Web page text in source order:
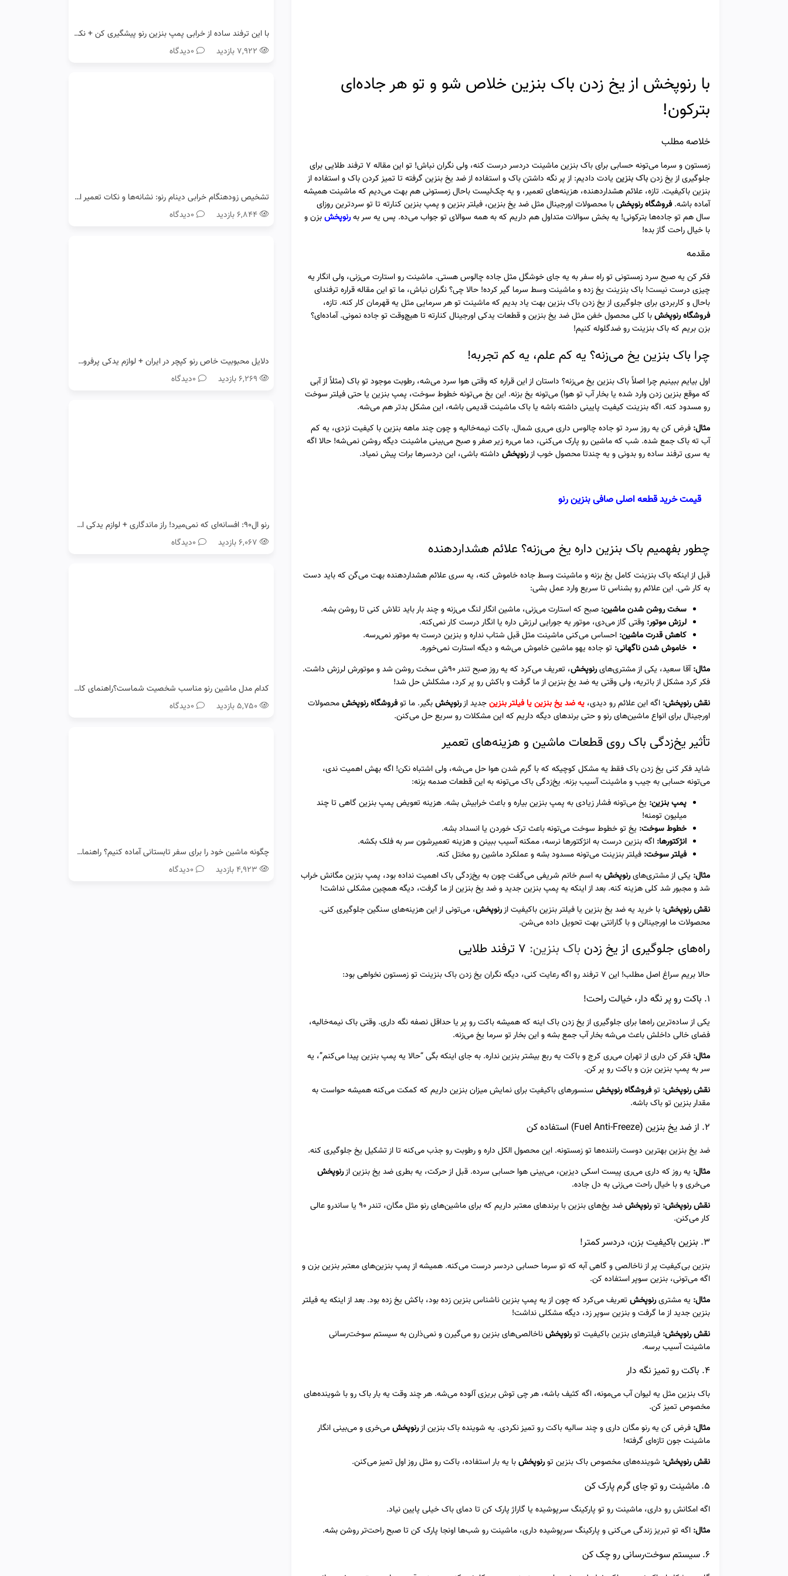
با رنوپخش از یخ زدن باک بنزین خلاص شو و تو هر جاده‌ای
بترکون!
خلاصه مطلب
زمستون و سرما می‌تونه حسابی برای باک بنزین ماشینت دردسر درست کنه، ولی نگران نباش! تو این مقاله 7 ترفند طلایی برای
جلوگیری از یخ زدنباک بنزین یادت دادیم: از پر نگه داشتن باک و استفاده از ضد یخ بنزین گرفته تا تمیز کردن باک و استفاده از
بنزین باکیفیت. تازه، علائم هشداردهنده، هزینه‌های تعمیر، و یه چک‌لیست باحال زمستونی هم بهت می‌دیم که ماشینت همیشه
آماده باشه.فروشگاه رنوپخشبا محصولات اورجینال مثل ضد یخ بنزین، فیلتر بنزین و پمپ بنزین کنارته تا تو سردترین روزای
سال هم تو جاده‌ها بترکونی! یه بخش سوالات متداول هم داریم که به همه سوالای تو جواب می‌ده. پس یه سر بهرنوپخشبزن و
با خیال راحت گاز بده!
مقدمه
فکر کن یه صبح سرد زمستونی تو راه سفر به یه جای خوشگل مثل جاده چالوس هستی. ماشینت رو استارت می‌زنی، ولی انگار یه
چیزی درست نیست! باک بنزینت یخ زده و ماشینت وسط سرما گیر کرده! حالا چی؟ نگران نباش، ما تو این مقاله قراره ترفندای
باحال و کاربردی برای جلوگیری از یخ زدن باک بنزین بهت یاد بدیم که ماشینت تو هر سرمایی مثل یه قهرمان کار کنه. تازه،
فروشگاه رنوپخشبا کلی محصول خفن مثل ضد یخ بنزین و قطعات یدکی اورجینال کنارته تا هیچ‌وقت تو جاده نمونی. آماده‌ای؟
بزن بریم که باک بنزینت رو ضدگلوله کنیم!
چرا باک بنزین یخ می‌زنه؟ یه کم علم، یه کم تجربه!
اول بیایم ببینیم چرا اصلاً باک بنزین یخ می‌زنه؟ داستان از این قراره که وقتی هوا سرد می‌شه، رطوبت موجود تو باک (مثلاً از آبی
که موقع بنزین زدن وارد شده یا بخار آب تو هوا) می‌تونه یخ بزنه. این یخ می‌تونه خطوط سوخت، پمپ بنزین یا حتی فیلتر سوخت
رو مسدود کنه. اگه بنزینت کیفیت پایینی داشته باشه یا باک ماشینت قدیمی باشه، این مشکل بدتر هم می‌شه.
مثال: فرض کن یه روز سرد تو جاده چالوس داری می‌ری شمال. باکت نیمه‌خالیه و چون چند ماهه بنزین با کیفیت نزدی، یه کم
آب ته باک جمع شده. شب که ماشین رو پارک می‌کنی، دما می‌ره زیر صفر و صبح می‌بینی ماشینت دیگه روشن نمی‌شه! حالا اگه
یه سری ترفند ساده رو بدونی و یه چندتا محصول خوب ازرنوپخش داشته باشی، این دردسرها برات پیش نمیاد.
قیمت خرید قطعه اصلی صافی بنزین رنو
چطور بفهمیم باک بنزین داره یخ می‌زنه؟ علائم هشداردهنده
قبل از اینکه باک بنزینت کامل یخ بزنه و ماشینت وسط جاده خاموش کنه، یه سری علائم هشداردهنده بهت می‌گن که باید دست
به کار شی. این علائم رو بشناس تا سریع وارد عمل بشی:
سخت روشن شدن ماشین: صبح که استارت می‌زنی، ماشین انگار لنگ می‌زنه و چند بار باید تلاش کنی تا روشن بشه.
لرزش موتور: وقتی گاز می‌دی، موتور یه جورایی لرزش داره یا انگار درست کار نمی‌کنه.
کاهش قدرت ماشین: احساس می‌کنی ماشینت مثل قبل شتاب نداره و بنزین درست به موتور نمی‌رسه.
خاموش شدن ناگهانی: تو جاده یهو ماشین خاموش می‌شه و دیگه استارت نمی‌خوره.
مثال:آقا سعید، یکی از مشتری‌هایرنوپخش
، تعریف می‌کرد که یه روز صبح تندر 90ش سخت روشن شد و موتورش لرزش داشت.
فکر کرد مشکل از باتریه، ولی وقتی یه ضد یخ بنزین از ما گرفت و باکش رو پر کرد، مشکلش حل شد!
نقش رنوپخش: اگه این علائم رو دیدی، یه ضد یخ بنزین یا فیلتر بنزینجدید ازرنوپخشبگیر. ما توفروشگاه رنوپخشمحصولات
اورجینال برای انواع ماشین‌های رنو و حتی برندهای دیگه داریم که این مشکلات رو سریع حل می‌کنن.
تأثیر یخ‌زدگی باک روی قطعات ماشین و هزینه‌های تعمیر
شاید فکر کنی یخ زدن باک فقط یه مشکل کوچیکه که با گرم شدن هوا حل می‌شه، ولی اشتباه نکن! اگه بهش اهمیت ندی،
می‌تونه حسابی به جیب و ماشینت آسیب بزنه. یخ‌زدگی باک می‌تونه به این قطعات صدمه بزنه:
پمپ بنزین: یخ می‌تونه فشار زیادی به پمپ بنزین بیاره و باعث خرابیش بشه. هزینه تعویض پمپ بنزین گاهی تا چند
میلیون تومنه!
خطوط سوخت: یخ تو خطوط سوخت می‌تونه باعث ترک خوردن یا انسداد بشه.
انژکتورها: اگه بنزین درست به انژکتورها نرسه، ممکنه آسیب ببینن و هزینه تعمیرشون سر به فلک بکشه.
فیلتر سوخت: فیلتر بنزینت می‌تونه مسدود بشه و عملکرد ماشین رو مختل کنه.
مثال: یکی از مشتری‌هایرنوپخشبه اسم خانم شریفی می‌گفت چون به یخ‌زدگی باک اهمیت نداده بود، پمپ بنزین مگانش خراب
شد و مجبور شد کلی هزینه کنه. بعد از اینکه یه پمپ بنزین جدید و ضد یخ بنزین از ما گرفت، دیگه همچین مشکلی نداشت!
نقش رنوپخش: با خرید یه ضد یخ بنزین یا فیلتر بنزین باکیفیت ازرنوپخش، می‌تونی از این هزینه‌های سنگین جلوگیری کنی.
محصولات ما اورجینالن و با گارانتی بهت تحویل داده می‌شن.
راه‌های جلوگیری از یخ زدن باک بنزین:
حالا بریم سراغ اصل مطلب! این 7 ترفند رو اگه رعایت کنی، دیگه نگران یخ زدن باک بنزینت تو زمستون نخواهی بود:
1. باکت رو پر نگه دار، خیالت راحت!
یکی از ساده‌ترین راه‌ها برای جلوگیری از یخ زدن باک اینه که همیشه باکت رو پر یا حداقل نصفه نگه داری. وقتی باک نیمه‌خالیه،
فضای خالی داخلش باعث می‌شه بخار آب جمع بشه و این بخار تو سرما یخ می‌زنه.
مثال: فکر کن داری از تهران می‌ری کرج و باکت یه ربع بیشتر بنزین نداره. به جای اینکه بگی “حالا یه پمپ بنزین پیدا می‌کنم”، یه
سر به پمپ بنزین بزن و باکت رو پر کن.
نقش رنوپخش: توفروشگاه رنوپخش سنسورهای باکیفیت برای نمایش میزان بنزین داریم که کمکت می‌کنه همیشه حواست به
مقدار بنزین تو باک باشه.
2. از ضد یخ بنزین (Fuel Anti-Freeze) استفاده کن
ضد یخ بنزین بهترین دوست راننده‌ها تو زمستونه. این محصول الکل داره و رطوبت رو جذب می‌کنه تا از تشکیل یخ جلوگیری کنه.
مثال: یه روز که داری می‌ری پیست اسکی دیزین، می‌بینی هوا حسابی سرده. قبل از حرکت، یه بطری ضد یخ بنزین ازرنوپخش
می‌خری و با خیال راحت می‌زنی به دل جاده.
نقش رنوپخش: تورنوپخش
ضد یخ‌های بنزین با برندهای معتبر داریم که برای ماشین‌های رنو مثل مگان، تندر 90 یا ساندرو عالی
کار می‌کنن.
3. بنزین باکیفیت بزن، دردسر کمتر!
بنزین بی‌کیفیت پر از ناخالصی و گاهی آبه که تو سرما حسابی دردسر درست می‌کنه. همیشه از پمپ بنزین‌های معتبر بنزین بزن و
اگه می‌تونی، بنزین سوپر استفاده کن.
مثال: یه مشتریرنوپخش تعریف می‌کرد که چون از یه پمپ بنزین ناشناس بنزین زده بود، باکش یخ زده بود. بعد از اینکه یه فیلتر
بنزین جدید از ما گرفت و بنزین سوپر زد، دیگه مشکلی نداشت!
نقش رنوپخش: فیلترهای بنزین باکیفیت تورنوپخشناخالصی‌های بنزین رو می‌گیرن و نمی‌ذارن به سیستم سوخت‌رسانی
ماشینت آسیب برسه.
4. باکت رو تمیز نگه دار
باک بنزین مثل یه لیوان آب می‌مونه، اگه کثیف باشه، هر چی توش بریزی آلوده می‌شه. هر چند وقت یه بار باک رو با شوینده‌های
مخصوص تمیز کن.
مثال: فرض کن یه رنو مگان داری و چند سالیه باکت رو تمیز نکردی. یه شوینده باک بنزین ازرنوپخشمی‌خری و می‌بینی انگار
ماشینت جون تازه‌ای گرفته!
نقش رنوپخش: شوینده‌های مخصوص باک بنزین تورنوپخشبا یه بار استفاده، باکت رو مثل روز اول تمیز می‌کنن.
5. ماشینت رو تو جای گرم پارک کن
اگه امکانش رو داری، ماشینت رو تو پارکینگ سرپوشیده یا گاراژ پارک کن تا دمای باک خیلی پایین نیاد.
مثال: اگه تو تبریز زندگی می‌کنی و پارکینگ سرپوشیده داری، ماشینت رو شب‌ها اونجا پارک کن تا صبح راحت‌تر روشن بشه.
6. سیستم سوخت‌رسانی رو چک کن
با این ترفند ساده از خرابی پمپ بنزین رنو پیشگیری کن + نکات طلایی
۷,۹۲۲ بازدید
0دیدگاه
تشخیص زودهنگام خرابی دینام رنو: نشانه‌ها و نکات تعمیر ارزان
۶,۸۴۴ بازدید
0دیدگاه
دلایل محبوبیت خاص رنو کپچر در ایران + لوازم یدکی پرفروش آن
۶,۲۶۹ بازدید
0دیدگاه
رنو ال۹۰: افسانه‌ای که نمی‌میرد! راز ماندگاری + لوازم یدکی اصل رنو ال90
۶,۰۶۷ بازدید
0دیدگاه
کدام مدل ماشین رنو مناسب شخصیت شماست؟راهنمای کامل انتخاب خودرو
۵,۷۵۰ بازدید
0دیدگاه
چگونه ماشین خود را برای سفر تابستانی آماده کنیم؟ راهنمای کامل رانندگان رنو
۴,۹۲۳ بازدید
0دیدگاه